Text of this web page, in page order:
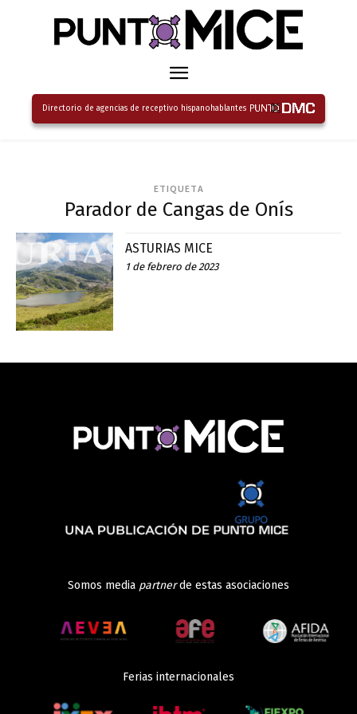
Directorio de agencias de receptivo hispanohablantes
ETIQUETA
Parador de Cangas de Onís
ASTURIAS MICE
1 de febrero de 2023
Somos media partnerde estas asociaciones
Ferias internacionales